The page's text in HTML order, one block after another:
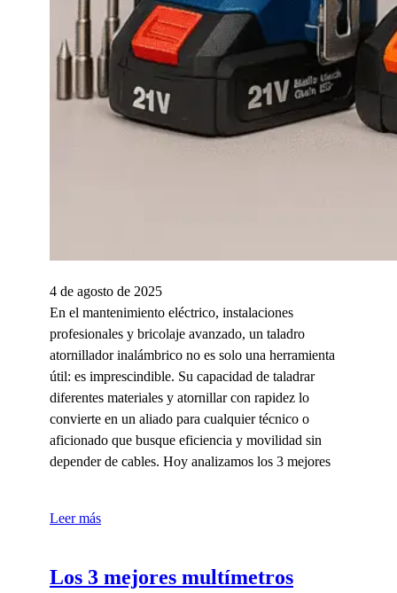
4 de agosto de 2025
En el mantenimiento eléctrico, instalaciones
profesionales y bricolaje avanzado, un taladro
atornillador inalámbrico no es solo una herramienta
útil: es imprescindible. Su capacidad de taladrar
diferentes materiales y atornillar con rapidez lo
convierte en un aliado para cualquier técnico o
aficionado que busque eficiencia y movilidad sin
depender de cables. Hoy analizamos los 3 mejores
Leer más
Los 3 mejores multímetros